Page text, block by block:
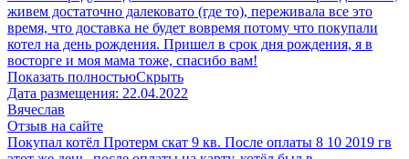
живем достаточно далековато (где то), переживала все это
время, что доставка не будет вовремя потому что покупали
котел на день рождения. Пришел в срок дня рождения, я в
восторге и моя мама тоже, спасибо вам!
Показать полностьюСкрыть
Дата размещения: 22.04.2022
Вячеслав
Отзыв на сайте
Покупал котёл Протерм скат 9 кв. После оплаты 8 10 2019 гв